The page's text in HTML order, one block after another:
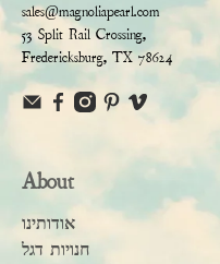
sales@magnoliapearl.com
53 Split Rail Crossing,
Fredericksburg, TX 78624
About
אודותינו
חנויות דגל